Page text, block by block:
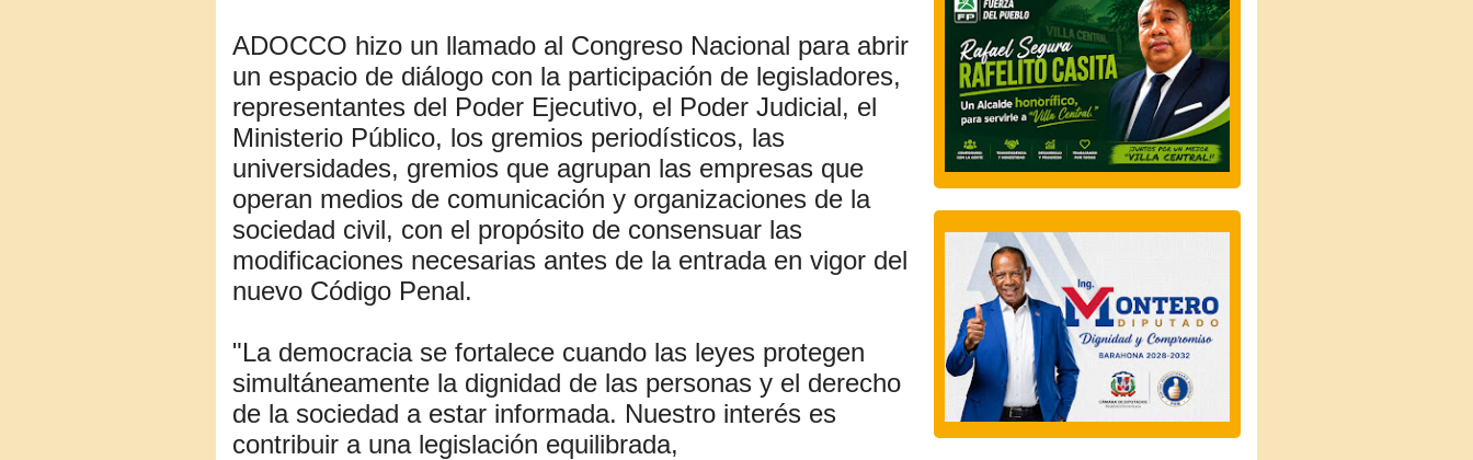
ADOCCO hizo un llamado al Congreso Nacional para abrir
un espacio de diálogo con la participación de legisladores,
representantes del Poder Ejecutivo, el Poder Judicial, el
Ministerio Público, los gremios periodísticos, las
universidades, gremios que agrupan las empresas que
operan medios de comunicación y organizaciones de la
sociedad civil, con el propósito de consensuar las
modificaciones necesarias antes de la entrada en vigor del
nuevo Código Penal.
"La democracia se fortalece cuando las leyes protegen
simultáneamente la dignidad de las personas y el derecho
de la sociedad a estar informada. Nuestro interés es
contribuir a una legislación equilibrada,